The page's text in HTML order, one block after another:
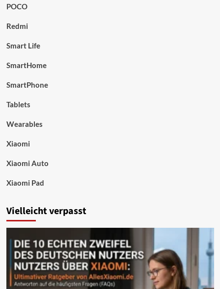
POCO
Redmi
Smart Life
SmartHome
SmartPhone
Tablets
Wearables
Xiaomi
Xiaomi Auto
Xiaomi Pad
Vielleicht verpasst